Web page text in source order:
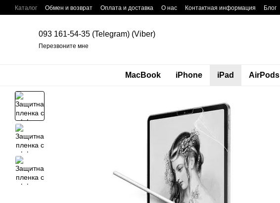
Перейти к основному контенту
Каталог Обмен и возврат Оплата и доставка О нас Контактная информация Блог
093 161-54-35 (Telegram) (Viber)
Перезвоните мне
MacBook iPhone iPad AirPods